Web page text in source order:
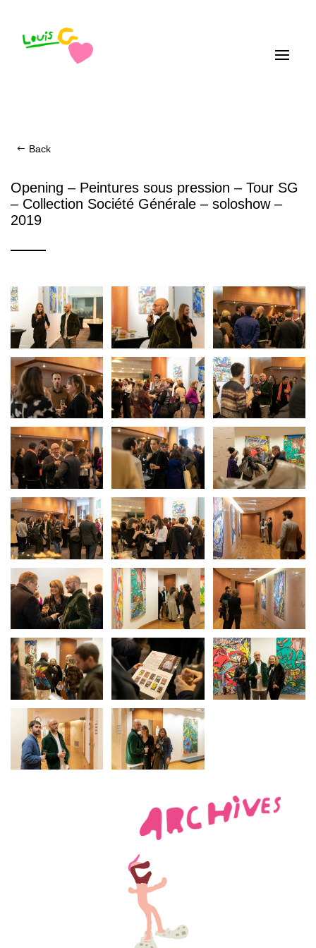
Back
Opening – Peintures sous pression – Tour SG
– Collection Société Générale – soloshow –
2019